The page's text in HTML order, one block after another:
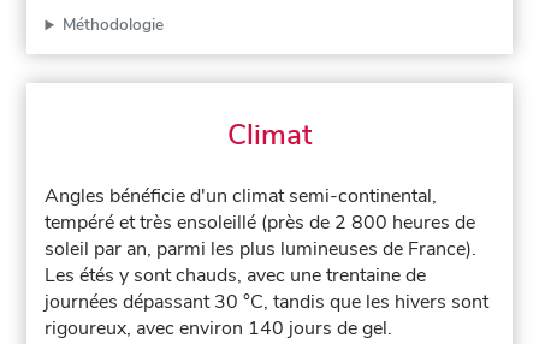
Méthodologie
Climat
Angles bénéficie d'un climat semi-continental,
tempéré et très ensoleillé (près de 2 800 heures de
soleil par an, parmi les plus lumineuses de France).
Les étés y sont chauds, avec une trentaine de
journées dépassant 30 °C, tandis que les hivers sont
rigoureux, avec environ 140 jours de gel.